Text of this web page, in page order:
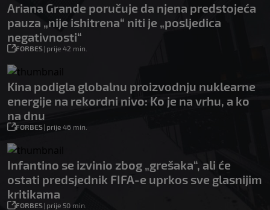
Ariana Grande poručuje da njena predstojeća
pauza „nije ishitrena“ niti je „posljedica
negativnosti“
FORBES| prije 42 min.
Kina podigla globalnu proizvodnju nuklearne
energije na rekordni nivo: Ko je na vrhu, a ko
na dnu
FORBES| prije 46 min.
Infantino se izvinio zbog „grešaka“, ali će
ostati predsjednik FIFA-e uprkos sve glasnijim
kritikama
FORBES| prije 50 min.